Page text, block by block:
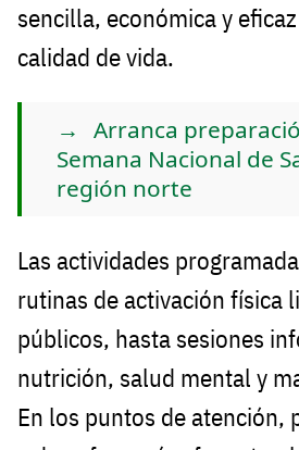
sencilla, económica y
calidad de vida.
Arranca
Semana Nacional de
región norte
Las actividades
rutinas de activación física
públicos, hasta sesiones
nutrición, salud mental y
En los puntos de atención,